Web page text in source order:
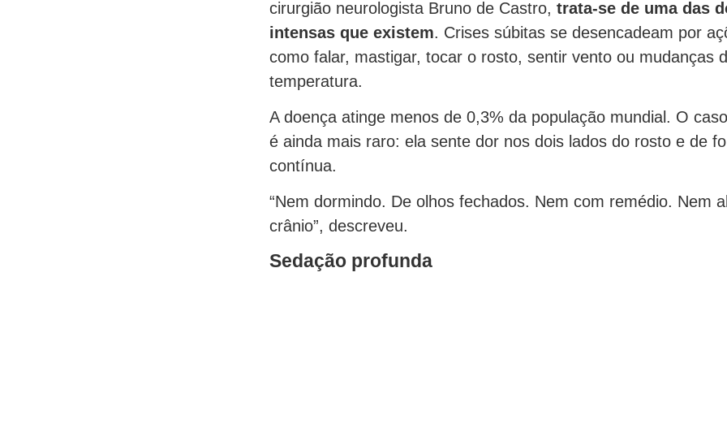
cirurgião neurologista Bruno de Castro, trata-se de uma das
intensas que existem. Crises súbitas se desencadeam por
como falar, mastigar, tocar o rosto, sentir vento ou mudanças
temperatura.
A doença atinge menos de 0,3% da população mundial. O
é ainda mais raro: ela sente dor nos dois lados do rosto e de
contínua.
“Nem dormindo. De olhos fechados. Nem com remédio. Nem
crânio”, descreveu.
Sedação profunda